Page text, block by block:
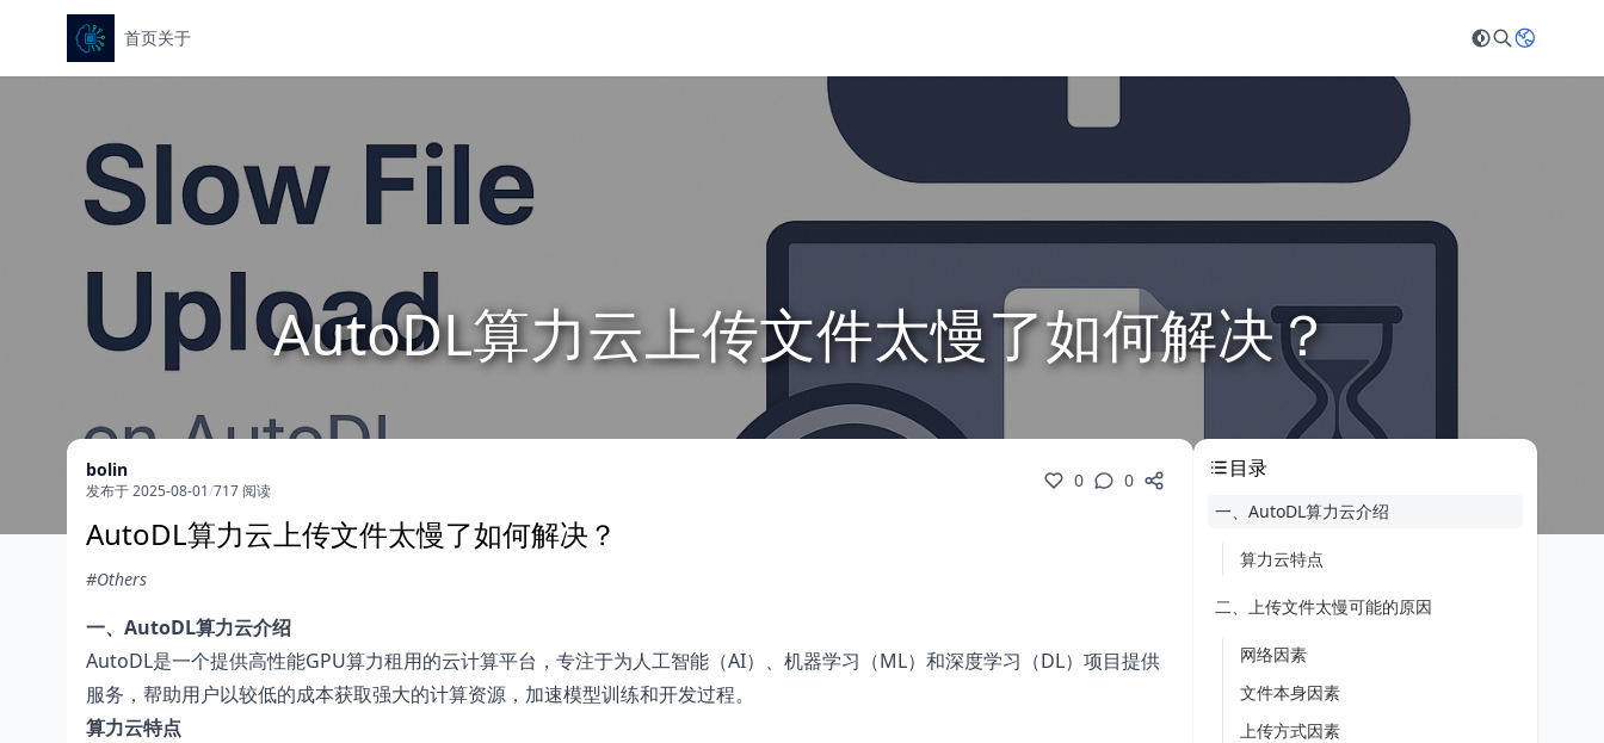
首页关于
AutoDL算力云上传文件太慢了如何解决？
bolin
发布于 2025-08-01/717 阅读 0 0
AutoDL算力云上传文件太慢了如何解决？
#Others
一、AutoDL算力云介绍
AutoDL是一个提供高性能GPU算力租用的云计算平台，专注于为人工智能（AI）、机器学习（ML）和深度学习（DL）项目提供
服务，帮助用户以较低的成本获取强大的计算资源，加速模型训练和开发过程。
算力云特点
目录
一、AutoDL算力云介绍
算力云特点
二、上传文件太慢可能的原因
网络因素
文件本身因素
上传方式因素